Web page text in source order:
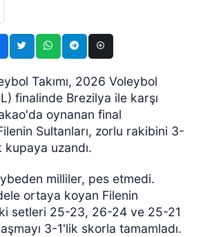
Takımı, 2026 Voleybol
finalinde Brezilya ile karşı
oynanan final
Sultanları, zorlu rakibini 3-
uzandı.
milliler, pes etmedi.
ortaya koyan Filenin
setleri 25-23, 26-24 ve 25-21
3-1'lik skorla tamamladı.